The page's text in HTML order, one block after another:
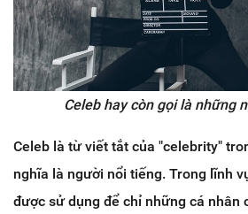
Celeb hay còn gọi là những
Celeb là từ viết tắt của "celebrity"
nghĩa là người nổi tiếng. Trong lĩnh
được sử dụng để chỉ những cá nhân